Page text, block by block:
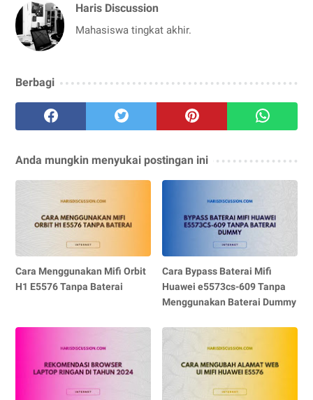
Haris Discussion
Mahasiswa tingkat akhir.
Berbagi
Anda mungkin menyukai postingan ini
Cara Menggunakan Mifi Orbit
H1 E5576 Tanpa Baterai
Cara Bypass Baterai Mifi
Huawei e5573cs-609 Tanpa
Menggunakan Baterai Dummy